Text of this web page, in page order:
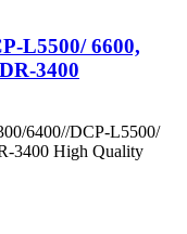
L5500/ 6600,
3400
6400//DCP-L5500/
3400 High Quality